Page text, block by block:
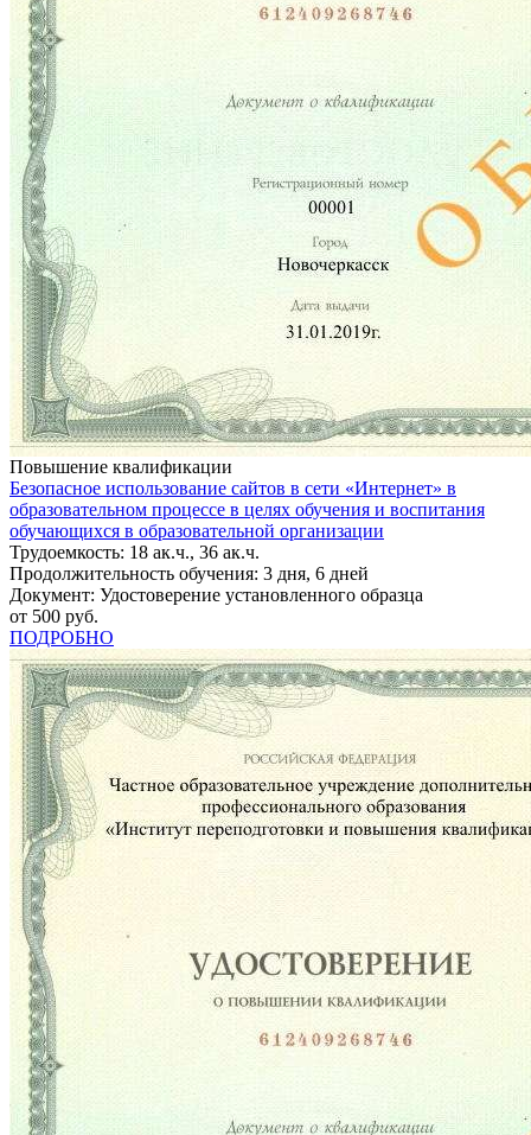
Повышение квалификации
Безопасное использование сайтов в сети «Интернет» в
образовательном процессе в целях обучения и воспитания
обучающихся в образовательной организации
Трудоемкость: 18 ак.ч., 36 ак.ч.
Продолжительность обучения: 3 дня, 6 дней
Документ: Удостоверение установленного образца
от 500 руб.
ПОДРОБНО